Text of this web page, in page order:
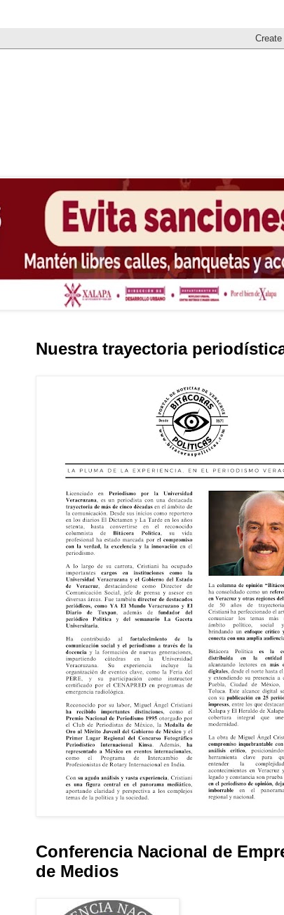
Nuestra trayectoria
Conferencia Nacional de
de Medios